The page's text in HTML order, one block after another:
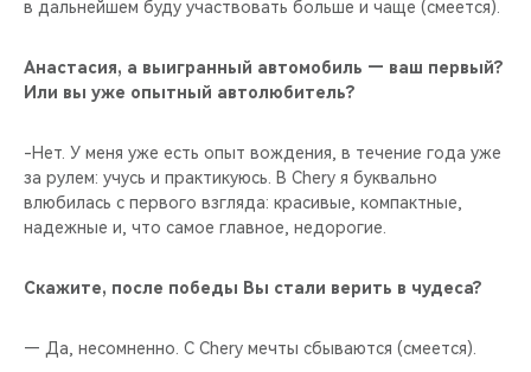
в дальнейшем буду участвовать больше и чаще (смеется).
Анастасия, а выигранный автомобиль — ваш первый?
Или вы уже опытный автолюбитель?
-Нет. У меня уже есть опыт вождения, в течение года уже
за рулем: учусь и практикуюсь. В Chery я буквально
влюбилась с первого взгляда: красивые, компактные,
надежные и, что самое главное, недорогие.
Скажите, после победы Вы стали верить в чудеса?
— Да, несомненно. С Chery мечты сбываются (смеется).